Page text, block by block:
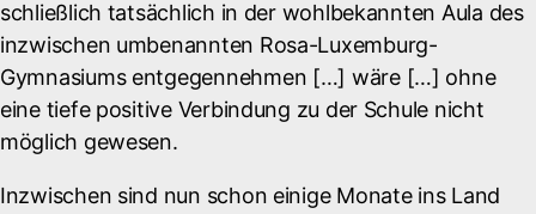
schließlich tatsächlich in der wohlbekannten Aula des
inzwischen umbenannten Rosa-Luxemburg-
Gymnasiums entgegennehmen […] wäre […] ohne
eine tiefe positive Verbindung zu der Schule nicht
möglich gewesen.
Inzwischen sind nun schon einige Monate ins Land